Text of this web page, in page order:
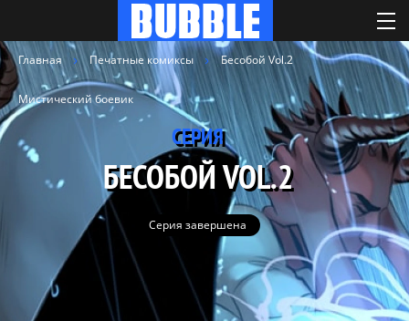
Главная Печатные комиксы Бесобой Vol.2
Мистический боевик
СЕРИЯ
БЕСОБОЙ VOL.2
Серия завершена